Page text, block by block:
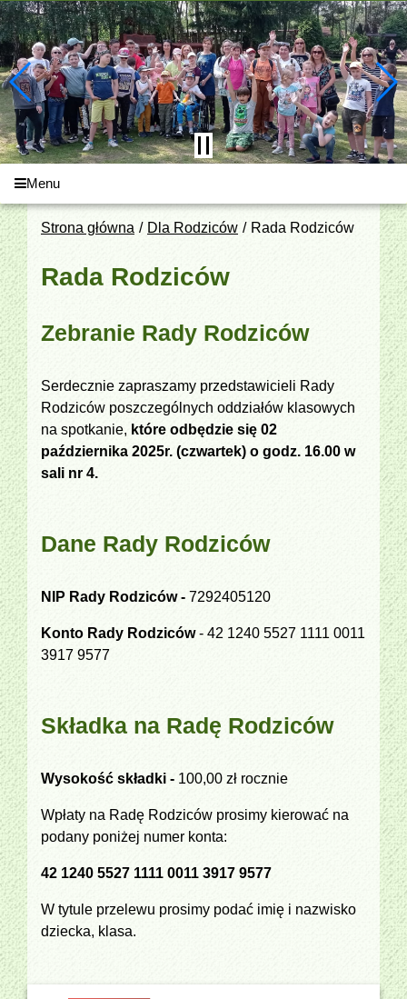
Menu
Strona główna Dla Rodziców Rada Rodziców
Rada Rodziców
Zebranie Rady Rodziców
Serdecznie zapraszamy przedstawicieli Rady
Rodziców poszczególnych oddziałów klasowych
na spotkanie, które odbędzie się 02
października 2025r. (czwartek) o godz. 16.00 w
sali nr 4.
Dane Rady Rodziców
NIP Rady Rodziców - 7292405120
Konto Rady Rodziców- 42 1240 5527 1111 0011
3917 9577
Składka na Radę Rodziców
Wysokość składki - 100,00 zł rocznie
Wpłaty na Radę Rodziców prosimy kierować na
podany poniżej numer konta:
42 1240 5527 1111 0011 3917 9577
W tytule przelewu prosimy podać imię i nazwisko
dziecka, klasa.